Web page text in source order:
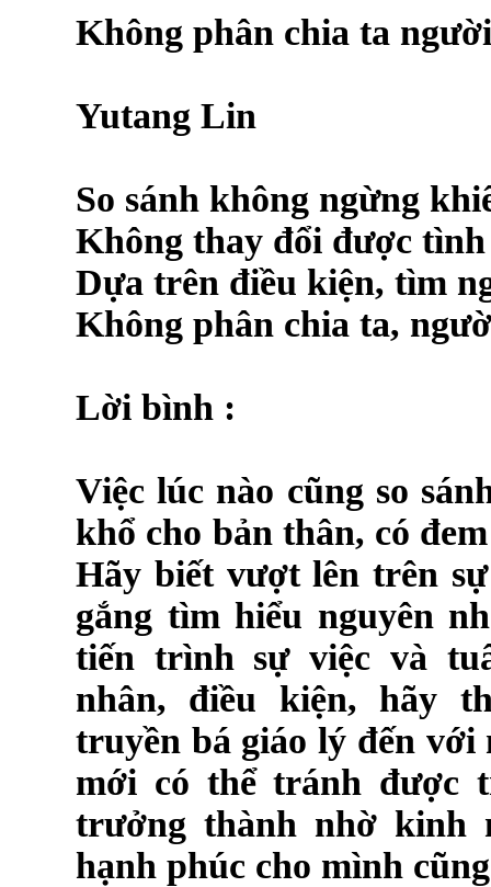
Không phân chia ta người
Yutang Lin
So sánh không ngừng
Không thay đổi được
Dựa trên điều kiện, tìm
Không phân chia ta,
Lời bình :
Việc lúc nào cũng so
khổ cho bản thân, có
Hãy biết vượt lên trên
gắng tìm hiểu nguyên
tiến trình sự việc và
nhân, điều kiện, hãy
truyền bá giáo lý đến
mới có thể tránh được
trưởng thành nhờ kinh
hạnh phúc cho mình